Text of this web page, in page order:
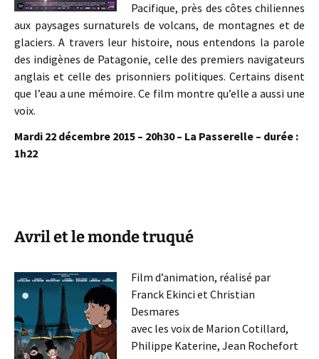
Pacifique, près des côtes chiliennes
aux paysages surnaturels de volcans, de montagnes et de
glaciers. A travers leur histoire, nous entendons la parole
des indigènes de Patagonie, celle des premiers navigateurs
anglais et celle des prisonniers politiques. Certains disent
que l’eau a une mémoire. Ce film montre qu’elle a aussi une
voix.
Mardi 22 décembre 2015 – 20h30 – La Passerelle – durée :
1h22
Avril et le monde truqué
Film d’animation, réalisé par
Franck Ekinci et Christian
Desmares
avec les voix de Marion Cotillard,
Philippe Katerine, Jean Rochefort